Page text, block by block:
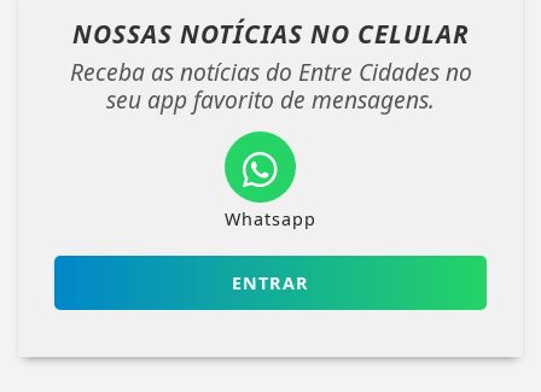
NOSSAS NOTÍCIAS NO CELULAR
Receba as notícias do Entre Cidades no
seu app favorito de mensagens.
Whatsapp
ENTRAR